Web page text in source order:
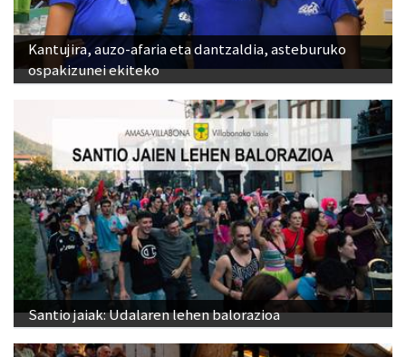
Kantujira, auzo-afaria eta dantzaldia, asteburuko
ospakizunei ekiteko
Santio jaiak: Udalaren lehen balorazioa